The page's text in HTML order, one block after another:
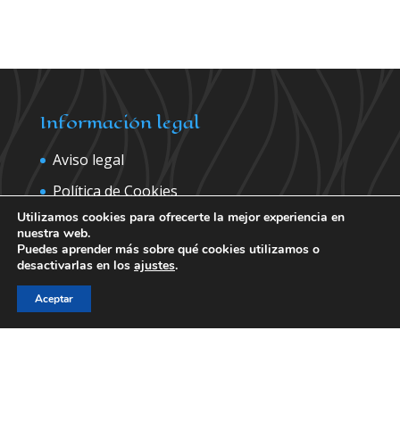
Información legal
Aviso legal
Política de Cookies
Política de privacidad
Contáctanos para más información
Utilizamos cookies para ofrecerte la mejor experiencia en
nuestra web.
Puedes aprender más sobre qué cookies utilizamos o
desactivarlas en los ajustes.
Aceptar